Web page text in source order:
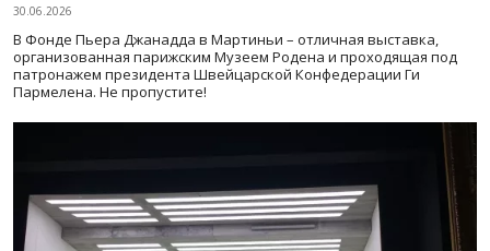
30.06.2026
В Фонде Пьера Джанадда в Мартиньи – отличная выставка,
организованная парижским Музеем Родена и проходящая под
патронажем президента Швейцарской Конфедерации Ги
Пармелена. Не пропустите!